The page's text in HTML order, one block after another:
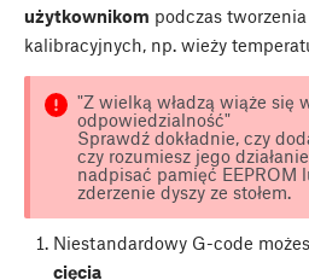
użytkownikom podczas
kalibracyjnych, np. wieży
"Z wielką władzą wiąże się
odpowiedzialność"
Sprawdź dokładnie, czy
czy rozumiesz jego
nadpisać pamięć EEPROM
zderzenie dyszy ze stołem.
Niestandardowy G-code
cięcia